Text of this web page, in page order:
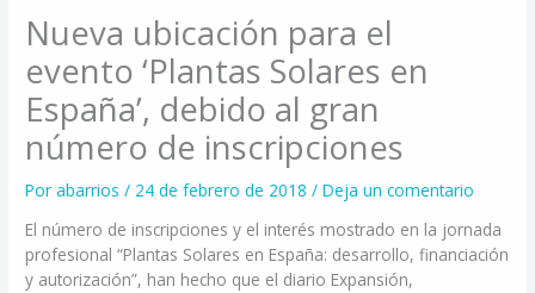
Nueva ubicación para el
evento ‘Plantas Solares en
España’, debido al gran
número de inscripciones
Porabarrios/ 24 de febrero de 2018/Deja un comentario
El número de inscripciones y el interés mostrado en la jornada
profesional “Plantas Solares en España: desarrollo, financiación
y autorización”, han hecho que el diario Expansión,